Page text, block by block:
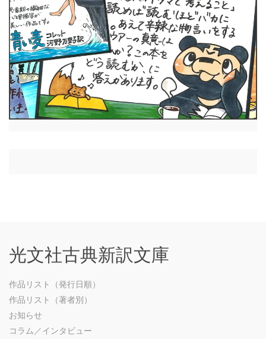
光文社古典新訳文庫
作品リスト（発行日順）
作品リスト（著者別）
お知らせ
コラム／インタビュー